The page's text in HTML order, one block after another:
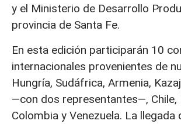
y el Ministerio de Desarrollo
provincia de Santa Fe.
En esta edición participarán 10
internacionales provenientes de
Hungría, Sudáfrica, Armenia,
—con dos representantes—, Chile,
Colombia y Venezuela. La llegada